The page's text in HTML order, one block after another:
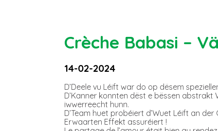
Crèche Babasi –
14-02-2024
D’Deele vu Léift war do op dësem
D’Kanner konnten dëst e bëssen
iwwerreecht hunn.
D’Team huet probéiert d’Wuet Léift an
Erwaarten Effekt assuréiert !